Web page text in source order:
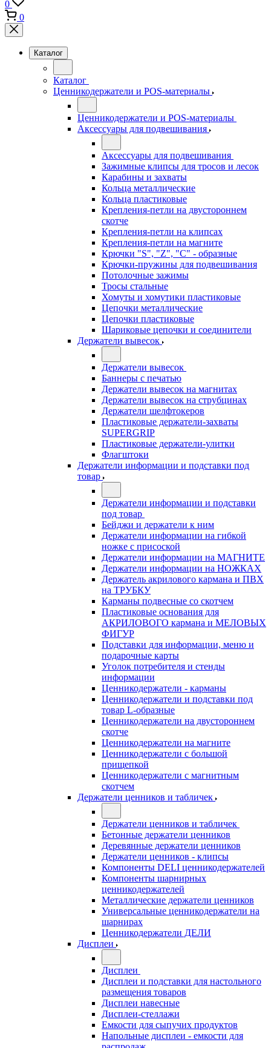
0
0
Каталог
Каталог
Ценникодержатели и POS-материалы
Ценникодержатели и POS-материалы
Аксессуары для подвешивания
Аксессуары для подвешивания
Зажимные клипсы для тросов и лесок
Карабины и захваты
Кольца металлические
Кольца пластиковые
Крепления-петли на двустороннем
скотче
Крепления-петли на клипсах
Крепления-петли на магните
Крючки "S", "Z", "C" - образные
Крючки-пружины для подвешивания
Потолочные зажимы
Тросы стальные
Хомуты и хомутики пластиковые
Цепочки металлические
Цепочки пластиковые
Шариковые цепочки и соединители
Держатели вывесок
Держатели вывесок
Баннеры с печатью
Держатели вывесок на магнитах
Держатели вывесок на струбцинах
Держатели шелфтокеров
Пластиковые держатели-захваты
SUPERGRIP
Пластиковые держатели-улитки
Флагштоки
Держатели информации и подставки под
товар
Держатели информации и подставки
под товар
Бейджи и держатели к ним
Держатели информации на гибкой
ножке с присоской
Держатели информации на МАГНИТЕ
Держатели информации на НОЖКАХ
Держатель акрилового кармана и ПВХ
на ТРУБКУ
Карманы подвесные со скотчем
Пластиковые основания для
АКРИЛОВОГО кармана и МЕЛОВЫХ
ФИГУР
Подставки для информации, меню и
подарочные карты
Уголок потребителя и стенды
информации
Ценникодержатели - карманы
Ценникодержатели и подставки под
товар L-образные
Ценникодержатели на двустороннем
скотче
Ценникодержатели на магните
Ценникодержатели с большой
прищепкой
Ценникодержатели с магнитным
скотчем
Держатели ценников и табличек
Держатели ценников и табличек
Бетонные держатели ценников
Деревянные держатели ценников
Держатели ценников - клипсы
Компоненты DELI ценникодержателей
Компоненты шарнирных
ценникодержателей
Металлические держатели ценников
Универсальные ценникодержатели на
шарнирах
Ценникодержатели ДЕЛИ
Дисплеи
Дисплеи
Дисплеи и подставки для настольного
размещения товаров
Дисплеи навесные
Дисплеи-стеллажи
Емкости для сыпучих продуктов
Напольные дисплеи - емкости для